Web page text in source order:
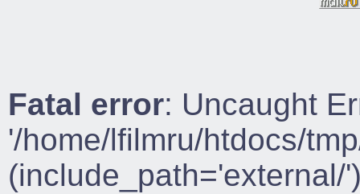
Fatal error: Uncaught
'/home/lfilmru/htdocs/
(include_path='external/